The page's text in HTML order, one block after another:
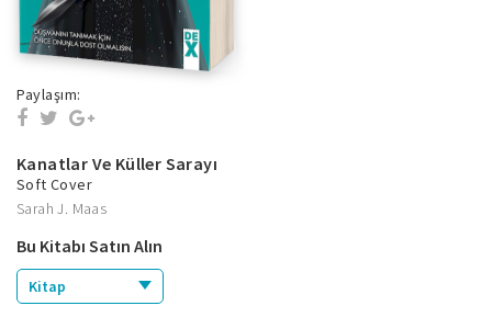
Paylaşım:
Kanatlar Ve Küller Sarayı
Soft Cover
Sarah J. Maas
Bu Kitabı Satın Alın
Kitap